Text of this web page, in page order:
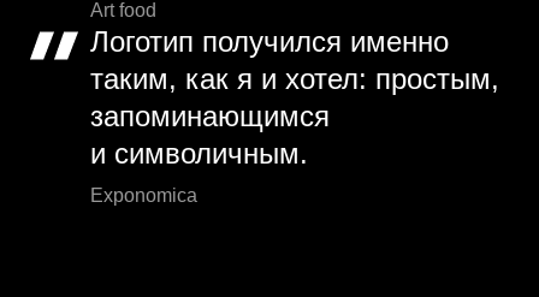
Art food
Логотип получился именно
таким, как я и хотел: простым,
запоминающимся
и символичным.
Exponomica